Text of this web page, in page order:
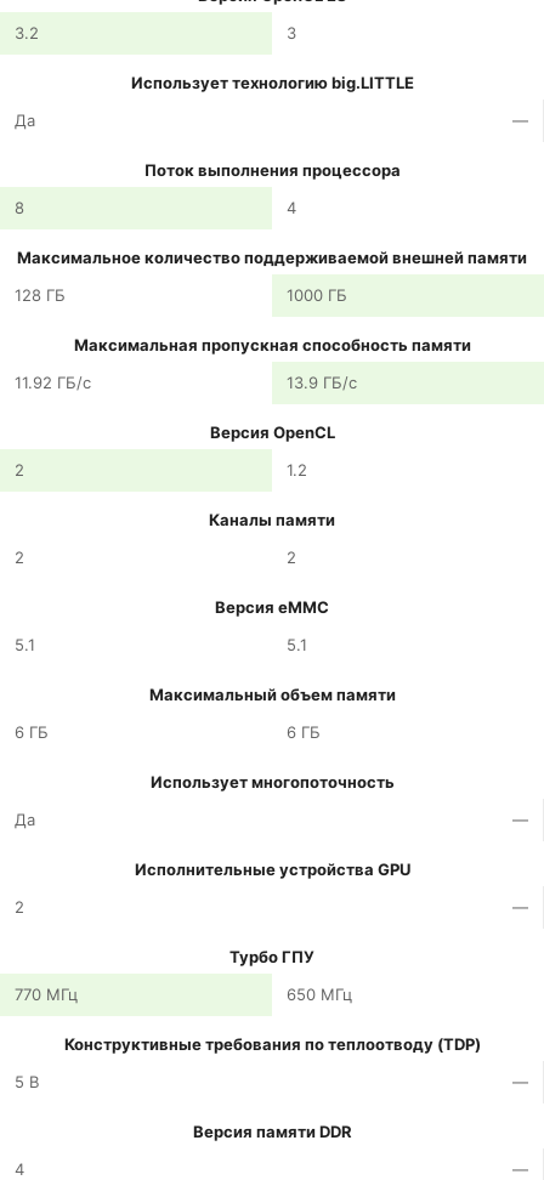
3.2
3
Использует технологию big.LITTLE
Да
—
Поток выполнения процессора
8
4
Максимальное количество поддерживаемой внешней памяти
128 ГБ
1000 ГБ
Максимальная пропускная способность памяти
11.92 ГБ/с
13.9 ГБ/с
Версия OpenCL
2
1.2
Каналы памяти
2
2
Версия eMMC
5.1
5.1
Максимальный объем памяти
6 ГБ
6 ГБ
Использует многопоточность
Да
—
Исполнительные устройства GPU
2
—
Турбо ГПУ
770 МГц
650 МГц
Конструктивные требования по теплоотводу (TDP)
5 В
—
Версия памяти DDR
4
—